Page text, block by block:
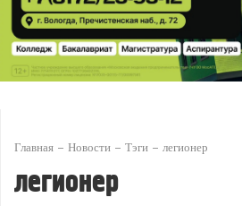
Главная Новости Тэги легионер
легионер